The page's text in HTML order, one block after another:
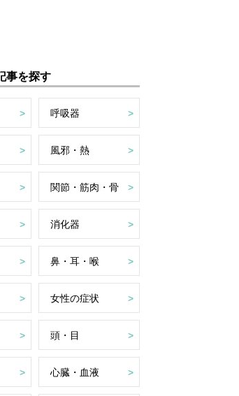
事を探す
呼吸器
風邪・熱
関節・筋肉・骨
消化器
鼻・耳・喉
女性の症状
頭・目
心臓・血液